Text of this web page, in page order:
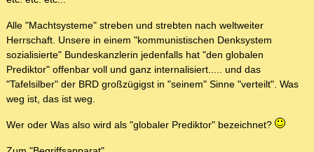
Alle "Machtsysteme" streben und strebten nach weltweiter
Herrschaft. Unsere in einem "kommunistischen Denksystem
sozialisierte" Bundeskanzlerin jedenfalls hat "den globalen
Prediktor" offenbar voll und ganz internalisiert..... und das
"Tafelsilber" der BRD großzügigst in "seinem" Sinne "verteilt". Was
weg ist, das ist weg.
Wer oder Was also wird als "globaler Prediktor" bezeichnet?